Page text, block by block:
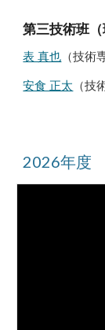
第三技術班（
表 真也 （技術
安食 正太 （技
2026年度